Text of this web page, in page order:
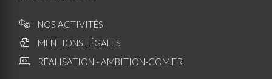
NOS ACTIVITÉS
MENTIONS LÉGALES
RÉALISATION - AMBITION-COM.FR